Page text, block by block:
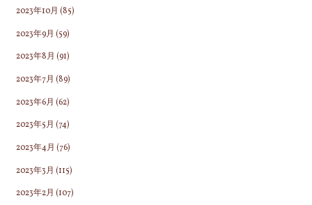
2023年10月 (85)
2023年9月 (59)
2023年8月 (91)
2023年7月 (89)
2023年6月 (62)
2023年5月 (74)
2023年4月 (76)
2023年3月 (115)
2023年2月 (107)